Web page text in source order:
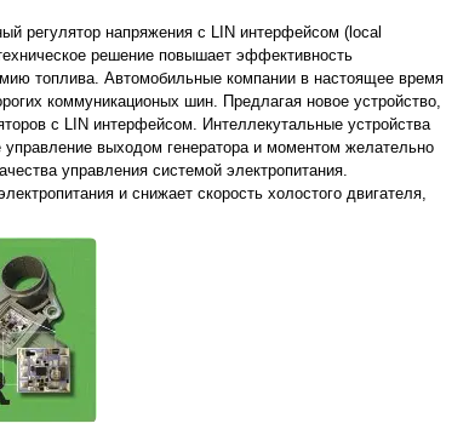
регулятор напряжения с LIN интерфейсом (local
решение повышает эффективность
топлива. Автомобильные компании в настоящее время
коммуникационых шин. Предлагая новое устройство,
с LIN интерфейсом. Интеллекутальные устройства
выходом генератора и моментом желательно
управления системой электропитания.
и снижает скорость холостого двигателя,